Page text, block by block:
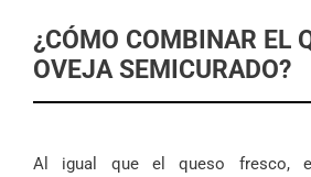
¿CÓMO COMBINAR EL
OVEJA SEMICURADO?
Al igual que el queso fresco,